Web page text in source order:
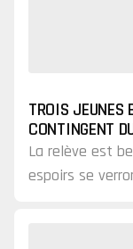
TROIS JEUNES
CONTINGENT
PROCHAINE
La relève est
espoirs se